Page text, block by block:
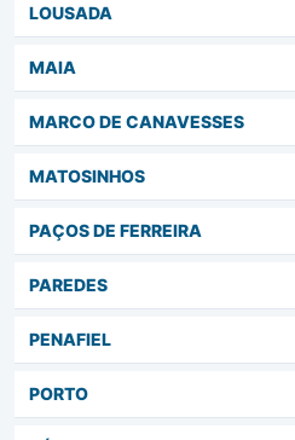
LOUSADA
MAIA
MARCO DE CANAVESSES
MATOSINHOS
PAÇOS DE FERREIRA
PAREDES
PENAFIEL
PORTO